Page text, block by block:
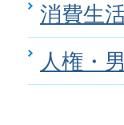
消費生
人権・